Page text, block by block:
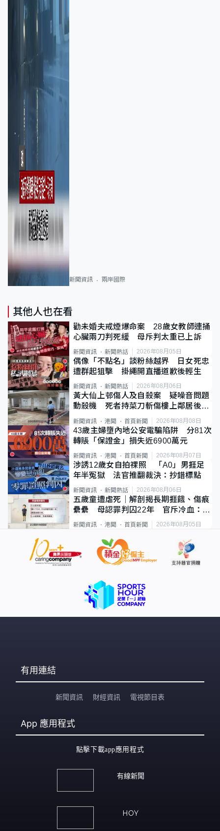
新聞資訊 兩岸國際
其他人也在看
勸未婚夫戒煙爆命案 28歲女教師連捅
心臟兩刀判死緩 母斥判太重已上訴
新聞資訊 新聞熱話 2026年08月05日
偶像「不點名」談粉絲越界 日女死忠
遭群起狙擊 掛繩開直播道歉後輕生
新聞資訊 新聞熱話 2026年08月06日
黃大仙上邨傷人及自殺案 疑噪音問題
動殺機 死者持菜刀斬傷樓上鄰居後墮
新聞資訊 港聞 首頁新聞 2026年08月08日
43歲主婦墮內地公安電騙陷阱 分81次
轉賬「保證金」損失近6900萬元
新聞資訊 港聞 首頁新聞 2026年08月07日
涉誘12歲女自拍祼照 「A0」男捱足
年半冤獄 法官推翻裁決：抄錯標點
新聞資訊 新聞熱話 2026年08月06日
五歲童遭虐死｜解剖揭長期捱餓、傷痕
纍纍 母認罪判囚22年 官斥冷血：同
類案最惡劣
新聞資訊 港聞 首頁新聞 2026年08月05日
有用連結
新聞資訊 財經資訊 電視節目表
App 應用程式
點擊下載app應用程式
有線新聞
HOY